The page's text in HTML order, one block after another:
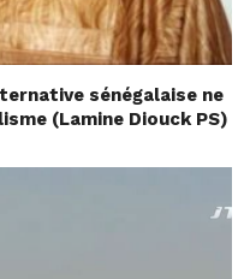
sénégalaise ne
(Lamine Diouck PS)